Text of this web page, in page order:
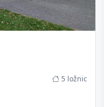
5 ložnic